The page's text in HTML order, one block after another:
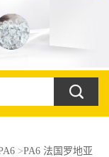
>PA6 法国罗地亚